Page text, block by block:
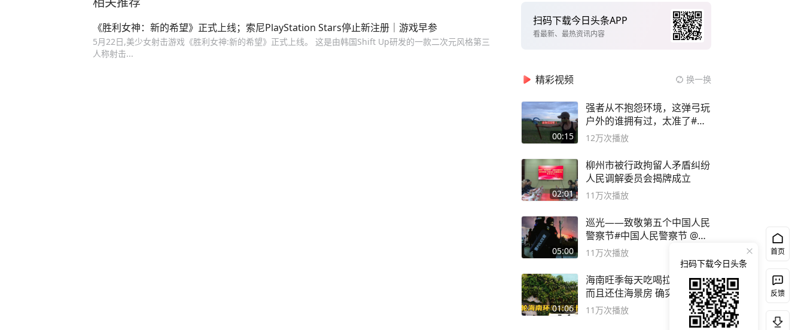
《胜利女神：新的希望》正式上线；索尼PlayStation Stars停止新注册｜游戏早参
5月22日,美少女射击游戏《胜利女神:新的希望》正式上线。 这是由韩国Shift Up研发的一款二次元风格第三
人称射击...
扫码下载今日头条APP
看最新、最热资讯内容
精彩视频 换一换
00:15
强者从不抱怨环境，这弹弓玩
户外的谁拥有过，太准了#弹
弓#户外
12万次播放
02:01
柳州市被行政拘留人矛盾纠纷
人民调解委员会揭牌成立
11万次播放
05:00
巡光——致敬第五个中国人民
警察节#中国人民警察节 @抖
音小助手
11万次播放
01:06
海南旺季每天吃喝拉撒不过百
而且还住海景房 确实比东南
亚合适
11万次播放
首页
反馈
扫码下载今日头条